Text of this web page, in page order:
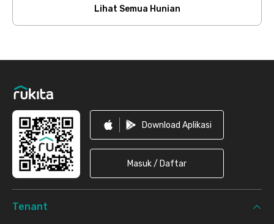
Lihat Semua Hunian
Download Aplikasi
Masuk / Daftar
Tenant